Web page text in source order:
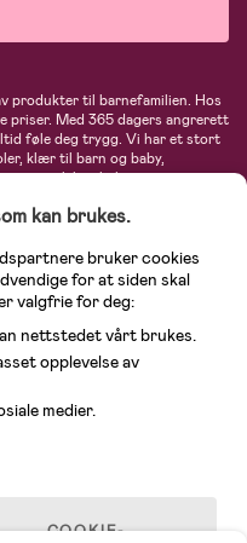
produkter til barnefamilien. Hos
priser. Med 365 dagers angrerett
føle deg trygg. Vi har et stort
klær til barn og baby,
leker, babyustyr og mye
KidKraft, Ergobaby, Philips
kan brukes.
bruker cookies
for at siden skal
valgfrie for deg:
nettstedet vårt brukes.
opplevelse av
medier.
COOKIE-